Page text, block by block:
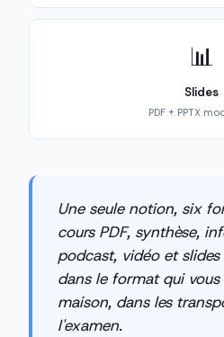
📊
Slides
PDF + PPTX
Une seule notion, six
cours PDF, synthèse,
podcast, vidéo et
dans le format qui
maison, dans les
l'examen.